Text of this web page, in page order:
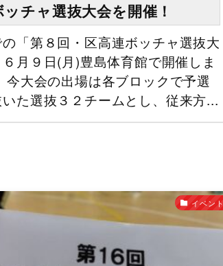
チャ選抜大会を開催！
「第８回・区高連ボッチャ選抜大
月９日(月)豊島体育館で開催しま
大会の出場は各ブロックで予選
た選抜３２チームとし、従来方...
イベント